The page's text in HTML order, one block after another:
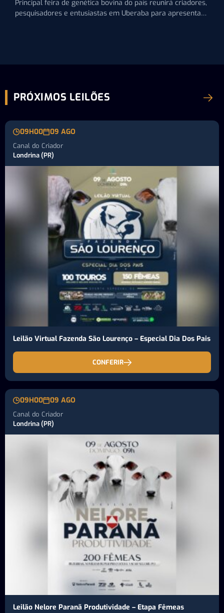
Principal feira de genética bovina do país reunirá criadores,
pesquisadores e entusiastas em Uberaba para apresentar
PRÓXIMOS LEILÕES
09H00 09 AGO
Canal do Criador
Londrina (PR)
Leilão Virtual Fazenda São Lourenço – Especial Dia Dos Pais
CONFERIR
09H00 09 AGO
Canal do Criador
Londrina (PR)
Leilão Nelore Paranã Produtividade – Etapa Fêmeas